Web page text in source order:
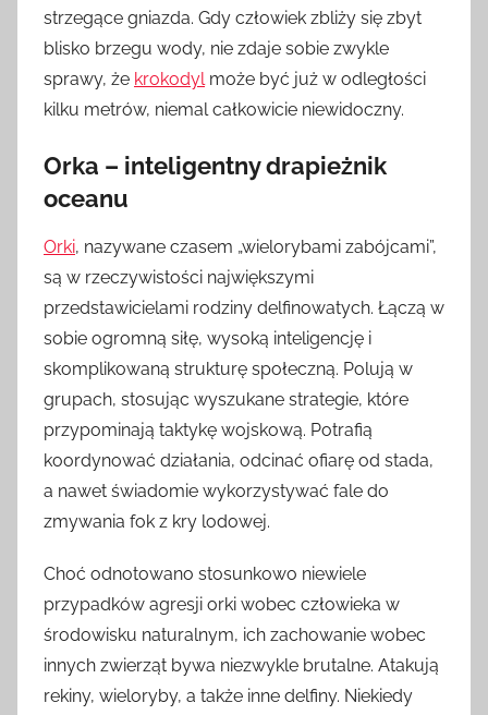
strzegące gniazda. Gdy człowiek zbliży się zbyt
blisko brzegu wody, nie zdaje sobie zwykle
sprawy, że krokodylmoże być już w odległości
kilku metrów, niemal całkowicie niewidoczny.
Orka – inteligentny drapieżnik
oceanu
Orki, nazywane czasem „wielorybami zabójcami”,
są w rzeczywistości największymi
przedstawicielami rodziny delfinowatych. Łączą w
sobie ogromną siłę, wysoką inteligencję i
skomplikowaną strukturę społeczną. Polują w
grupach, stosując wyszukane strategie, które
przypominają taktykę wojskową. Potrafią
koordynować działania, odcinać ofiarę od stada,
a nawet świadomie wykorzystywać fale do
zmywania fok z kry lodowej.
Choć odnotowano stosunkowo niewiele
przypadków agresji orki wobec człowieka w
środowisku naturalnym, ich zachowanie wobec
innych zwierząt bywa niezwykle brutalne. Atakują
rekiny, wieloryby, a także inne delfiny. Niekiedy